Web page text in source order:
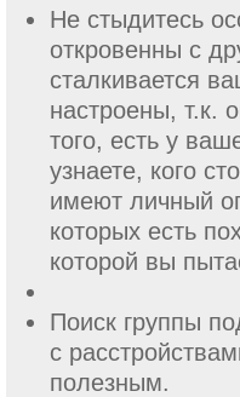
Не стыдитесь
откровенны с
сталкивается
настроены, т.к.
того, есть у
узнаете, кого
имеют личный
которых есть
которой вы
Поиск группы
с
полезным.